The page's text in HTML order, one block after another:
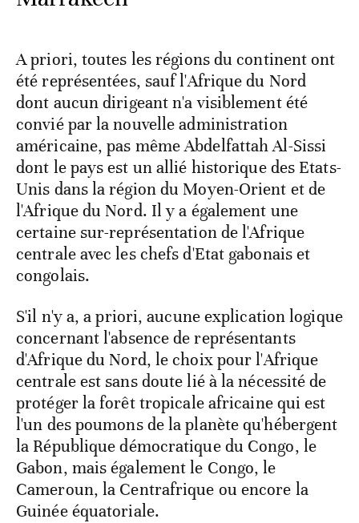
A priori, toutes les régions du continent ont
été représentées, sauf l'Afrique du Nord
dont aucun dirigeant n'a visiblement été
convié par la nouvelle administration
américaine, pas même Abdelfattah Al-Sissi
dont le pays est un allié historique des Etats-
Unis dans la région du Moyen-Orient et de
l'Afrique du Nord. Il y a également une
certaine sur-représentation de l'Afrique
centrale avec les chefs d'Etat gabonais et
congolais.
S'il n'y a, a priori, aucune explication logique
concernant l'absence de représentants
d'Afrique du Nord, le choix pour l'Afrique
centrale est sans doute lié à la nécessité de
protéger la forêt tropicale africaine qui est
l'un des poumons de la planète qu'hébergent
la République démocratique du Congo, le
Gabon, mais également le Congo, le
Cameroun, la Centrafrique ou encore la
Guinée équatoriale.